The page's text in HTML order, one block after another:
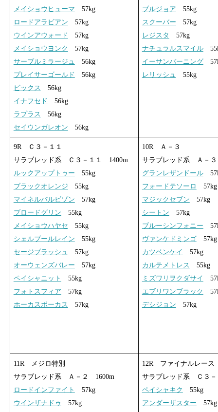
メイショウヒューマ 57kg
ロードアラビアン 57kg
ウインアウォード
57kg
メイショウヨンク
57kg
サーブルミラージュ
56kg
プレイサーゴールド
56kg
ビックス
56kg
イナフセド
56kg
ラプラス
56kg
セイウンガレオン 56kg
ブルジョア 55kg
スクーバー 57kg
レジスタ
57kg
ナチュラルスマイル
イーサンバーニング
レリッシュ
55kg
9R Ｃ３－１１
サラブレッド系 Ｃ３－１１ 1400m
ルックアップトゥー 55kg
ブラックオレンジ 55kg
マイネルバルビゾン 57kg
ブロードグリン 55kg
メイショウハヤセ 55kg
シェルブールレイン 55kg
セージブラッシュ
57kg
オーウェンズバレー 57kg
ペイシャニット
55kg
フォトスフィア 57kg
ホーカスポーカス
57kg
10R Ａ－３
サラブレッド系 Ａ－
グランレザンドール
フォードテソーロ
57kg
マジックセブン 57kg
シートン 57kg
ブルーシンフォニー
ヴァンケドミンゴ57kg
カツベンケイ
57kg
カルテメトレス
55kg
ミズワリヲクダサイ
エブリワンブラック
デシジョン 57kg
11R メジロ特別
サラブレッド系 Ａ－２ 1600m
ロードインファイト
57kg
ウインザナドゥ
57kg
12R ファイナルレース
サラブレッド系 Ｃ３
ペイシャキク
55kg
アンダーザスター 57kg